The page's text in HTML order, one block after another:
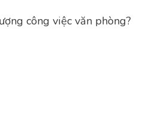
công việc văn phòng?
nhiều yếu tố. Môi trường làm việc tốt (A)
Địa điểm văn phòng (C) có thể ảnh hưởng
tiếp đến chất lượng công việc so với hai